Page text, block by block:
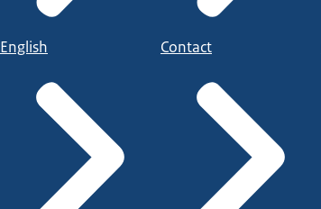
English Contact